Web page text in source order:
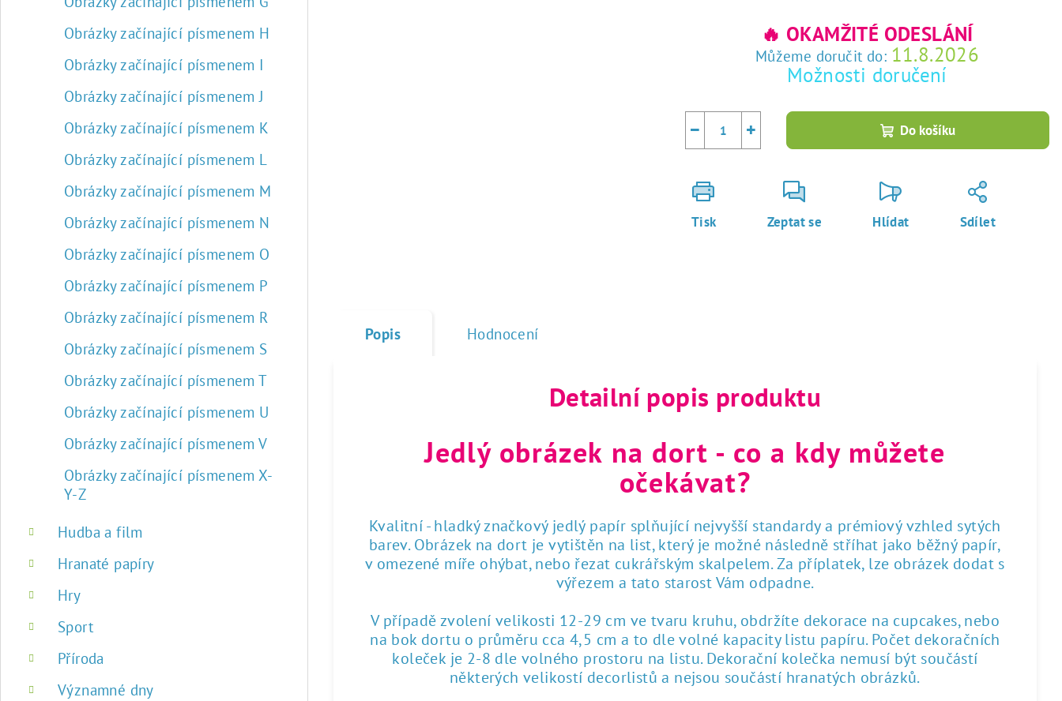
Obrázky začínající písmenem H
Obrázky začínající písmenem I
Obrázky začínající písmenem J
Obrázky začínající písmenem K
Obrázky začínající písmenem L
Obrázky začínající písmenem M
Obrázky začínající písmenem N
Obrázky začínající písmenem O
Obrázky začínající písmenem P
Obrázky začínající písmenem R
Obrázky začínající písmenem S
Obrázky začínající písmenem T
Obrázky začínající písmenem U
Obrázky začínající písmenem V
Obrázky začínající písmenem X-
Y-Z
Hudba a film
Hranaté papíry
Hry
Sport
Příroda
Významné dny
🔥 OKAMŽITÉ ODESLÁNÍ
Můžeme doručit do: 11.8.2026
Možnosti doručení
+
− Do košíku
Tisk Zeptat se Hlídat Sdílet
Popis Hodnocení
Detailní popis produktu
Jedlý obrázek na dort - co a kdy můžete
očekávat?
Kvalitní - hladký značkový jedlý papír splňující nejvyšší standardy a prémiový vzhled sytých
barev. Obrázek na dort je vytištěn na list, který je možné následně stříhat jako běžný papír,
v omezené míře ohýbat, nebo řezat cukrářským skalpelem. Za příplatek, lze obrázek dodat s
výřezem a tato starost Vám odpadne.
V případě zvolení velikosti 12-29 cm ve tvaru kruhu, obdržíte dekorace na cupcakes, nebo
na bok dortu o průměru cca 4,5 cm a to dle volné kapacity listu papíru. Počet dekoračních
koleček je 2-8 dle volného prostoru na listu. Dekorační kolečka nemusí být součástí
některých velikostí decorlistů a nejsou součástí hranatých obrázků.